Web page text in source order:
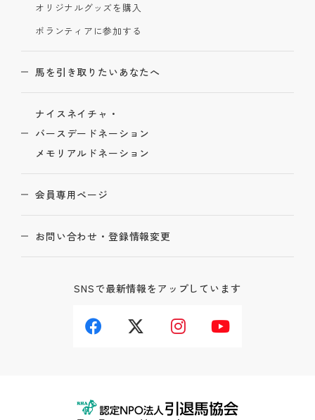
オリジナルグッズを購入
ボランティアに参加する
馬を引き取りたいあなたへ
ナイスネイチャ・
バースデードネーション
メモリアルドネーション
会員専用ページ
お問い合わせ・登録情報変更
SNSで最新情報をアップしています